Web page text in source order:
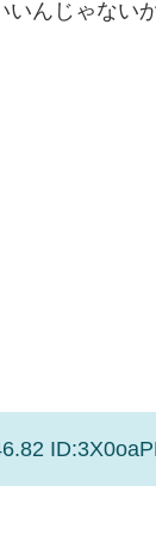
いんじゃない